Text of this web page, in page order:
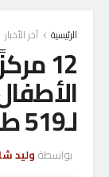
الرئيسية آخر الأخبار
12
لـ519 طفلًا وأسرهم
بواسطة وليد